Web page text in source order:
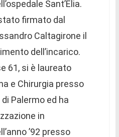
Sant’Elia.
firmato dal
Caltagirone il
dell’incarico.
61, si è laureato
e Chirurgia presso
di Palermo ed ha
in
’92 presso